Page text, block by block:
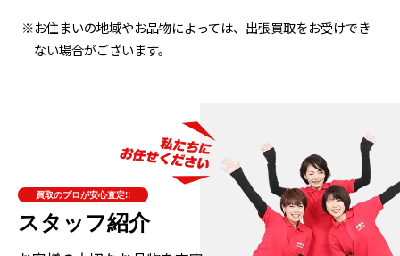
※お住まいの地域やお品物によっては、出張買取をお受けでき
ない場合がございます。
買取のプロが安心査定!!
スタッフ紹介